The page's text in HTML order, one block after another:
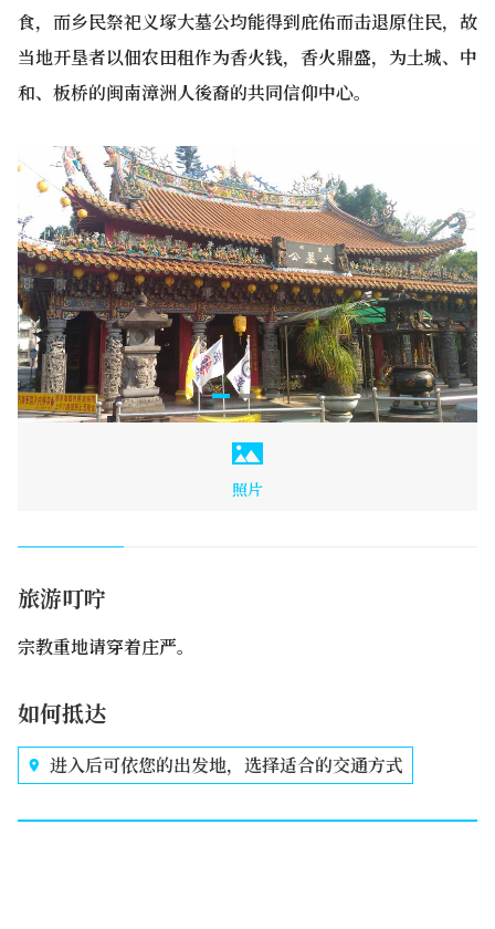
食，而乡民祭祀义塚大墓公均能得到庇佑而击退原住民，故
当地开垦者以佃农田租作为香火钱，香火鼎盛，为土城、中
和、板桥的闽南漳洲人後裔的共同信仰中心。
照片
旅游叮咛
宗教重地请穿着庄严。
如何抵达
进入后可依您的出发地，选择适合的交通方式